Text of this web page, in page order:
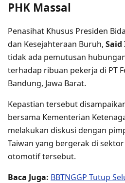
PHK Massal
Penasihat Khusus Presiden
dan Kesejahteraan Buruh, Said
tidak ada pemutusan
terhadap ribuan pekerja di PT
Bandung, Jawa Barat.
Kepastian tersebut
bersama Kementerian
melakukan diskusi dengan
Taiwan yang bergerak di
otomotif tersebut.
Baca Juga: BBTNGGP Tutup